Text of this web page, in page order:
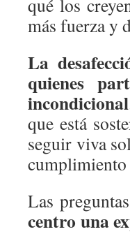
qué los
más fuerza y
La
quienes
incondicional
que está
seguir viva
Las
centro una